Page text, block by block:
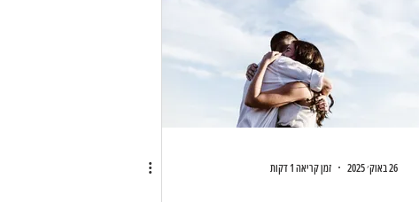
26 באוק׳ 2025 זמן קריאה 1 דקות